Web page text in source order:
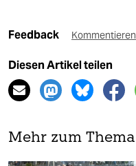
Feedback Kommentieren
Diesen Artikel teilen
Mehr zum Thema